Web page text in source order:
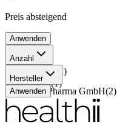
Preis absteigend
Anwenden
Anzahl
100 Stück
)
20 Stück(1)
Hersteller
Abanta Pharma GmbH(2)
Anwenden